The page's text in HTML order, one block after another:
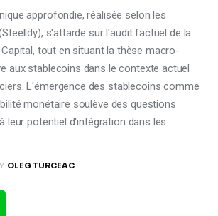
approfondie, réalisée selon les
s'attarde sur l'audit factuel de la
tout en situant la thèse macro-
aux stablecoins dans le contexte actuel
L'émergence des stablecoins comme
monétaire soulève des questions
leur potentiel d'intégration dans les
OLEG TURCEAC